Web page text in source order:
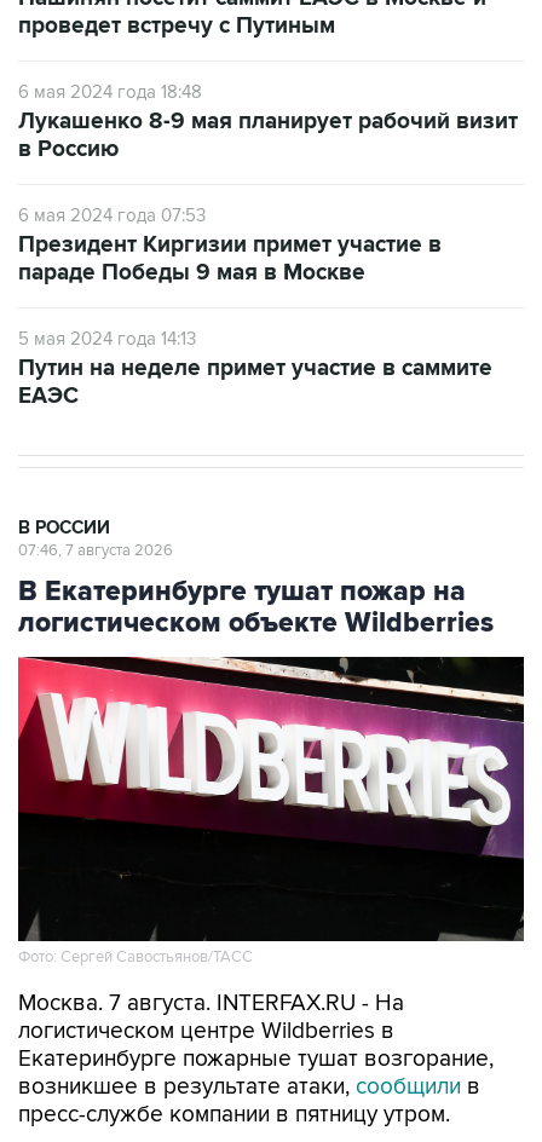
проведет встречу с Путиным
6 мая 2024 года 18:48
Лукашенко 8-9 мая планирует рабочий визит
в Россию
6 мая 2024 года 07:53
Президент Киргизии примет участие в
параде Победы 9 мая в Москве
5 мая 2024 года 14:13
Путин на неделе примет участие в саммите
ЕАЭС
В РОССИИ
07:46, 7 августа 2026
В Екатеринбурге тушат пожар на
логистическом объекте Wildberries
Фото: Сергей Савостьянов/ТАСС
Москва. 7 августа. INTERFAX.RU - На
логистическом центре Wildberries в
Екатеринбурге пожарные тушат возгорание,
возникшее в результате атаки, сообщили в
пресс-службе компании в пятницу утром.